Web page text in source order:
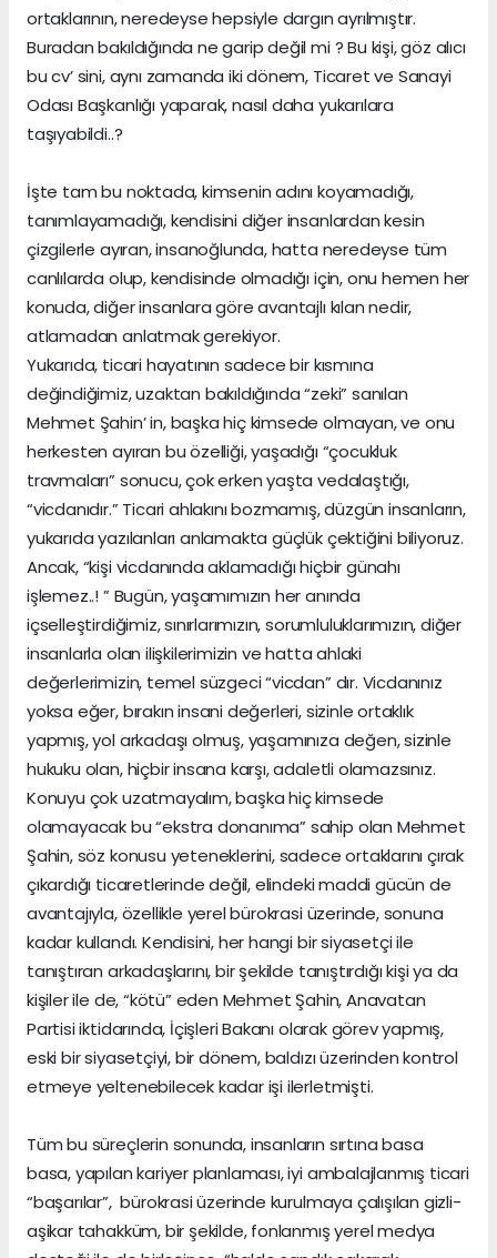
ortaklarının, neredeyse hepsiyle dargın ayrılmıştır.
Buradan bakıldığında ne garip değil mi ? Bu kişi, göz alıcı
bu cv’ sini, aynı zamanda iki dönem, Ticaret ve Sanayi
Odası Başkanlığı yaparak, nasıl daha yukarılara
taşıyabildi..?
İşte tam bu noktada, kimsenin adını koyamadığı,
tanımlayamadığı, kendisini diğer insanlardan kesin
çizgilerle ayıran, insanoğlunda, hatta neredeyse tüm
canlılarda olup, kendisinde olmadığı için, onu hemen her
konuda, diğer insanlara göre avantajlı kılan nedir,
atlamadan anlatmak gerekiyor.
Yukarıda, ticari hayatının sadece bir kısmına
değindiğimiz, uzaktan bakıldığında “zeki” sanılan
Mehmet Şahin’ in, başka hiç kimsede olmayan, ve onu
herkesten ayıran bu özelliği, yaşadığı “çocukluk
travmaları” sonucu, çok erken yaşta vedalaştığı,
“vicdanıdır.” Ticari ahlakını bozmamış, düzgün insanların,
yukarıda yazılanları anlamakta güçlük çektiğini biliyoruz.
Ancak, “kişi vicdanında aklamadığı hiçbir günahı
işlemez..! ” Bugün, yaşamımızın her anında
içselleştirdiğimiz, sınırlarımızın, sorumluluklarımızın, diğer
insanlarla olan ilişkilerimizin ve hatta ahlaki
değerlerimizin, temel süzgeci “vicdan” dır. Vicdanınız
yoksa eğer, bırakın insani değerleri, sizinle ortaklık
yapmış, yol arkadaşı olmuş, yaşamınıza değen, sizinle
hukuku olan, hiçbir insana karşı, adaletli olamazsınız.
Konuyu çok uzatmayalım, başka hiç kimsede
olamayacak bu “ekstra donanıma” sahip olan Mehmet
Şahin, söz konusu yeteneklerini, sadece ortaklarını çırak
çıkardığı ticaretlerinde değil, elindeki maddi gücün de
avantajıyla, özellikle yerel bürokrasi üzerinde, sonuna
kadar kullandı. Kendisini, her hangi bir siyasetçi ile
tanıştıran arkadaşlarını, bir şekilde tanıştırdığı kişi ya da
kişiler ile de, “kötü” eden Mehmet Şahin, Anavatan
Partisi iktidarında, İçişleri Bakanı olarak görev yapmış,
eski bir siyasetçiyi, bir dönem, baldızı üzerinden kontrol
etmeye yeltenebilecek kadar işi ilerletmişti.
Tüm bu süreçlerin sonunda, insanların sırtına basa
basa, yapılan kariyer planlaması, iyi ambalajlanmış ticari
“başarılar”, bürokrasi üzerinde kurulmaya çalışılan gizli-
aşikar tahakküm, bir şekilde, fonlanmış yerel medya